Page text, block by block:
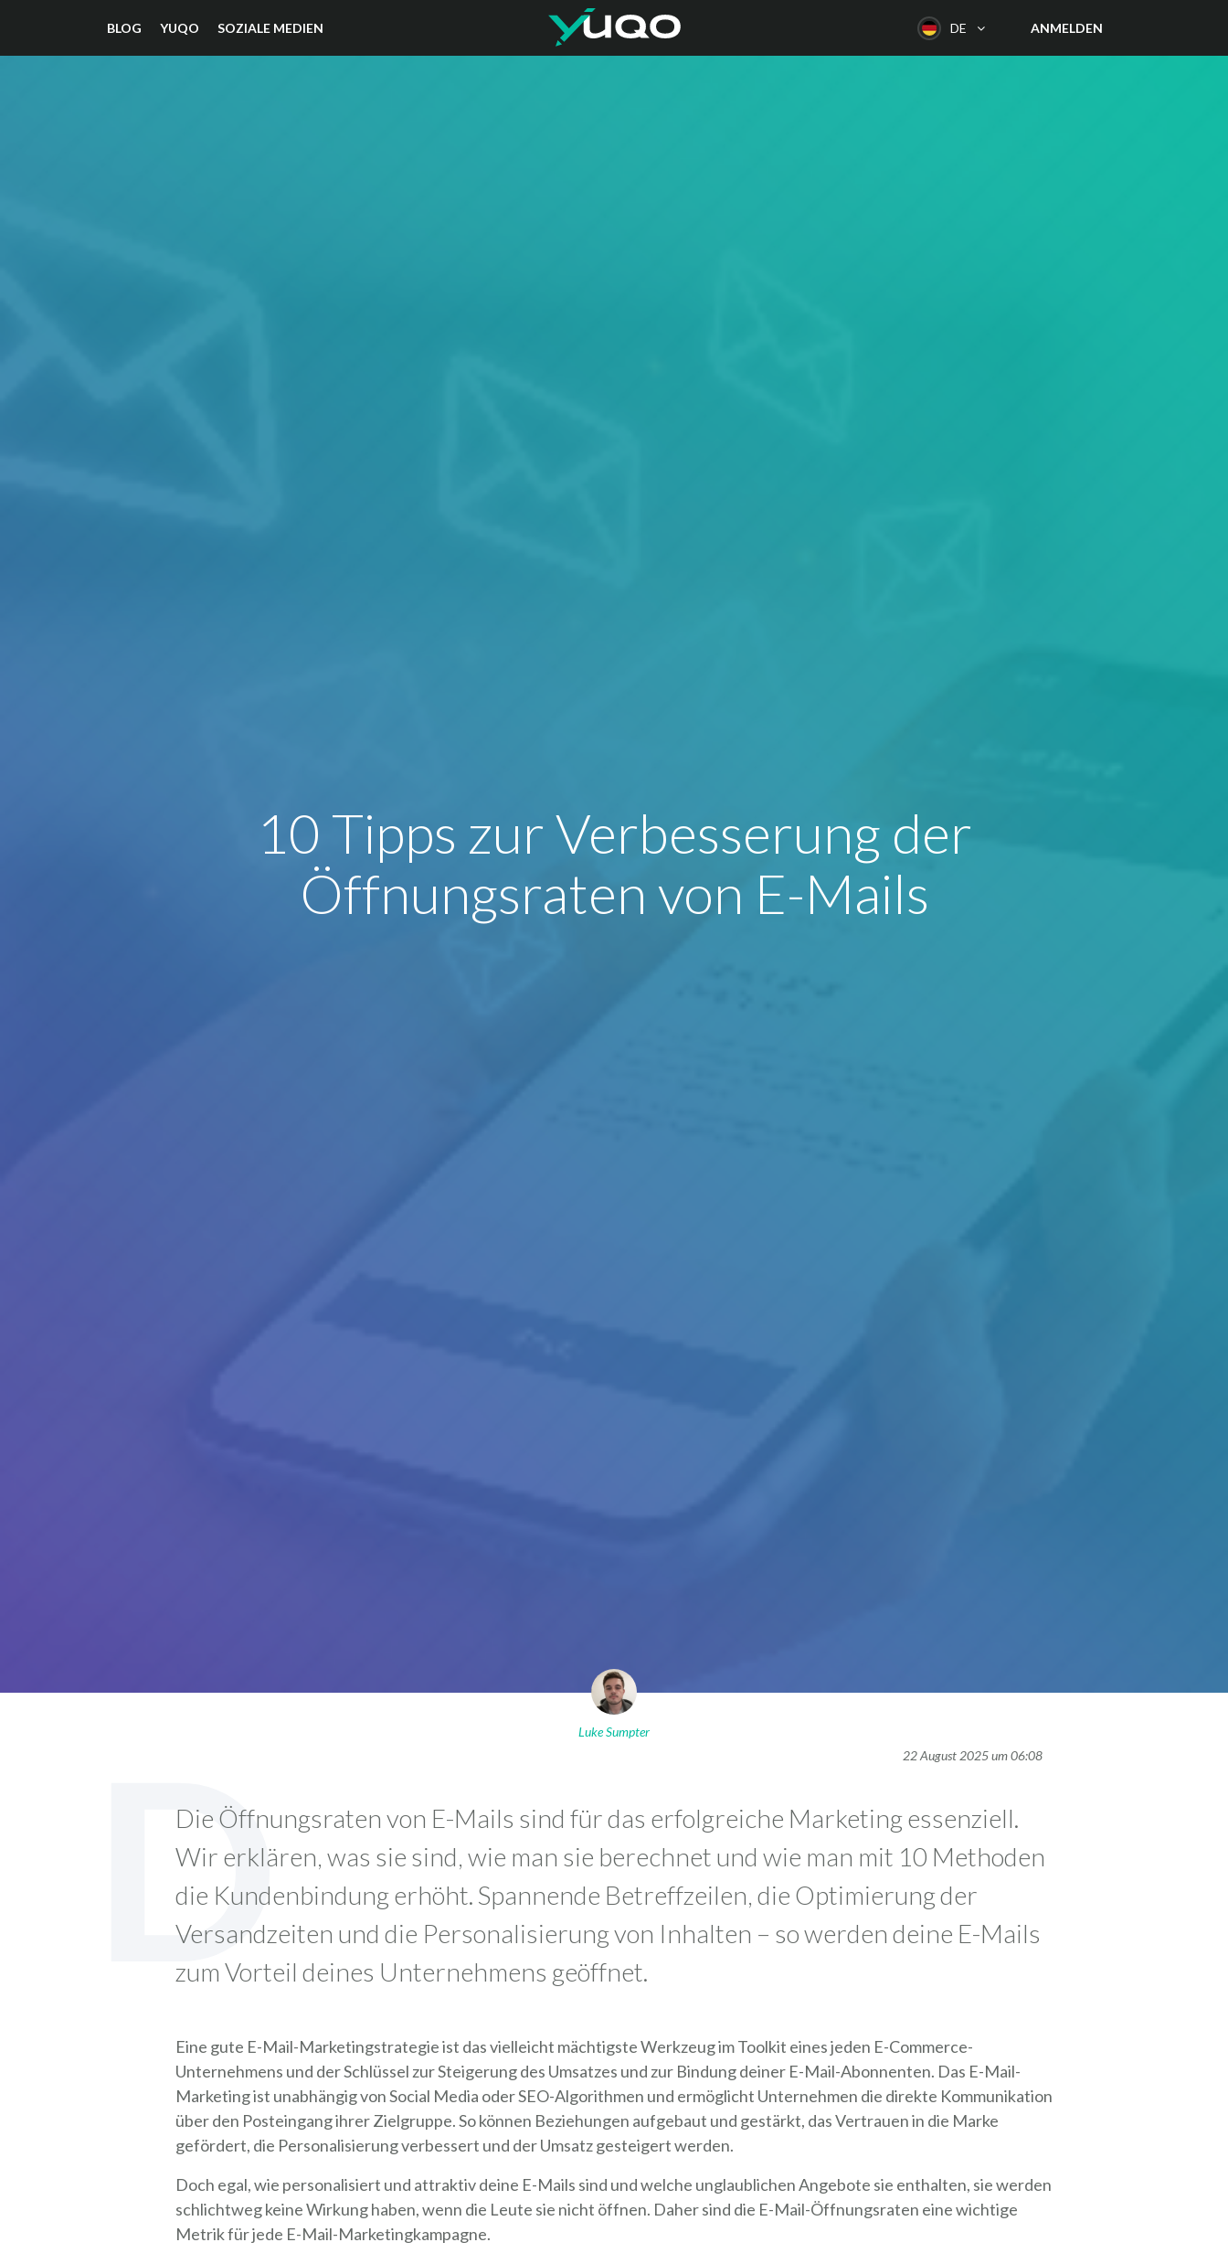
BLOG YUQO SOZIALE MEDIEN ANMELDEN
DE
10 Tipps zur Verbesserung der
Öffnungsraten von E-Mails
Luke Sumpter
22 August 2025 um 06:08
D
Die Öffnungsraten von E-Mails sind für das erfolgreiche Marketing essenziell.
Wir erklären, was sie sind, wie man sie berechnet und wie man mit 10 Methoden
die Kundenbindung erhöht. Spannende Betreffzeilen, die Optimierung der
Versandzeiten und die Personalisierung von Inhalten – so werden deine E-Mails
zum Vorteil deines Unternehmens geöffnet.
Eine gute E-Mail-Marketingstrategie ist das vielleicht mächtigste Werkzeug im Toolkit eines jeden E-Commerce-
Unternehmens und der Schlüssel zur Steigerung des Umsatzes und zur Bindung deiner E-Mail-Abonnenten. Das E-Mail-
Marketing ist unabhängig von Social Media oder SEO-Algorithmen und ermöglicht Unternehmen die direkte Kommunikation
über den Posteingang ihrer Zielgruppe. So können Beziehungen aufgebaut und gestärkt, das Vertrauen in die Marke
gefördert, die Personalisierung verbessert und der Umsatz gesteigert werden.
Doch egal, wie personalisiert und attraktiv deine E-Mails sind und welche unglaublichen Angebote sie enthalten, sie werden
schlichtweg keine Wirkung haben, wenn die Leute sie nicht öffnen. Daher sind die E-Mail-Öffnungsraten eine wichtige
Metrik für jede E-Mail-Marketingkampagne.